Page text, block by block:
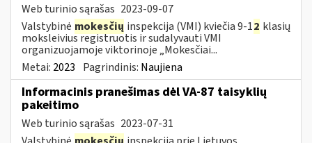
Web turinio sąrašas 2023-09-07
Valstybinė mokesčių inspekcija (VMI) kviečia 9-12 klasių
moksleivius registruotis ir sudalyvauti VMI
organizuojamoje viktorinoje „Mokesčiai...
Metai: 2023 Pagrindinis: Naujiena
Informacinis pranešimas dėl VA-87 taisyklių
pakeitimo
Web turinio sąrašas 2023-07-31